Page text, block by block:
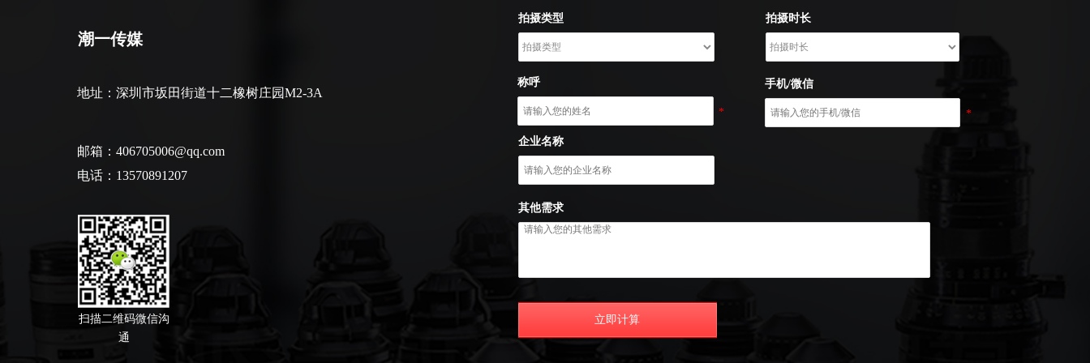
潮一传媒
地址： 深圳市坂田街道十二橡树庄园M2-3A
邮箱：406705006@qq.com
电话：13570891207
拍摄时长
拍摄类型
称呼
*
手机/微信
*
企业名称
其他需求
立即计算
扫描二维码微信沟
通